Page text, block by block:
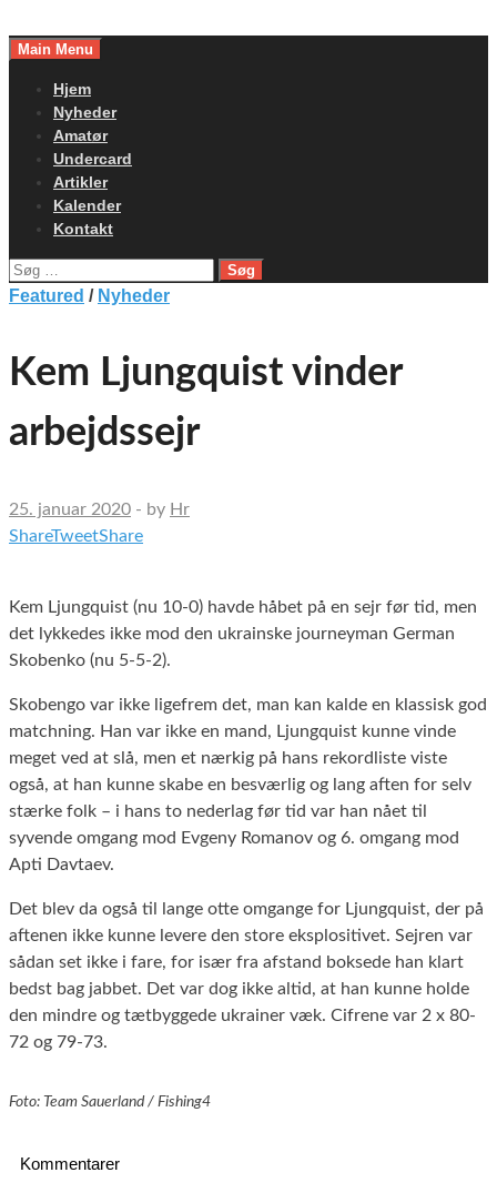
toMain Menu
Hjem
Nyheder
Amatør
Undercard
Artikler
Kalender
Kontakt
Søg
efter:
Featured / Nyheder
Kem Ljungquist vinder
arbejdssejr
25. januar 2020 - by Hr
ShareTweetShare
Kem Ljungquist (nu 10-0) havde håbet på en sejr før tid, men
det lykkedes ikke mod den ukrainske journeyman German
Skobenko (nu 5-5-2).
Skobengo var ikke ligefrem det, man kan kalde en klassisk god
matchning. Han var ikke en mand, Ljungquist kunne vinde
meget ved at slå, men et nærkig på hans rekordliste viste
også, at han kunne skabe en besværlig og lang aften for selv
stærke folk – i hans to nederlag før tid var han nået til
syvende omgang mod Evgeny Romanov og 6. omgang mod
Apti Davtaev.
Det blev da også til lange otte omgange for Ljungquist, der på
aftenen ikke kunne levere den store eksplositivet. Sejren var
sådan set ikke i fare, for især fra afstand boksede han klart
bedst bag jabbet. Det var dog ikke altid, at han kunne holde
den mindre og tætbyggede ukrainer væk. Cifrene var 2 x 80-
72 og 79-73.
Foto: Team Sauerland / Fishing4
Kommentarer